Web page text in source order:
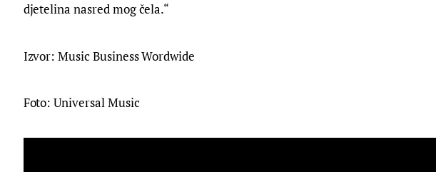
djetelina nasred mog čela.“
Izvor: Music Business Wordwide
Foto: Universal Music